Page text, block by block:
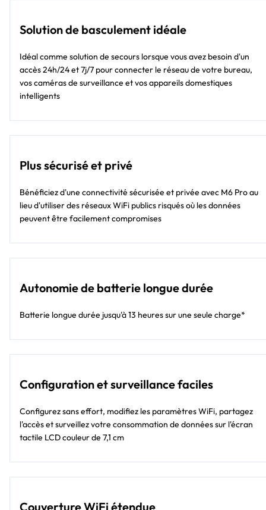
Solution de basculement idéale
Idéal comme solution de secours lorsque vous avez besoin d'un
accès 24h/24 et 7j/7 pour connecter le réseau de votre bureau,
vos caméras de surveillance et vos appareils domestiques
intelligents
Plus sécurisé et privé
Bénéficiez d'une connectivité sécurisée et privée avec M6 Pro au
lieu d'utiliser des réseaux WiFi publics risqués où les données
peuvent être facilement compromises
Autonomie de batterie longue durée
Batterie longue durée jusqu'à 13 heures sur une seule charge*
Configuration et surveillance faciles
Configurez sans effort, modifiez les paramètres WiFi, partagez
l'accès et surveillez votre consommation de données sur l'écran
tactile LCD couleur de 7,1 cm
Couverture WiFi étendue